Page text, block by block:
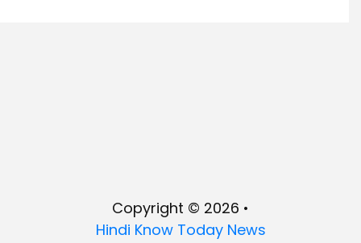
Copyright © 2026 •
Hindi Know Today News